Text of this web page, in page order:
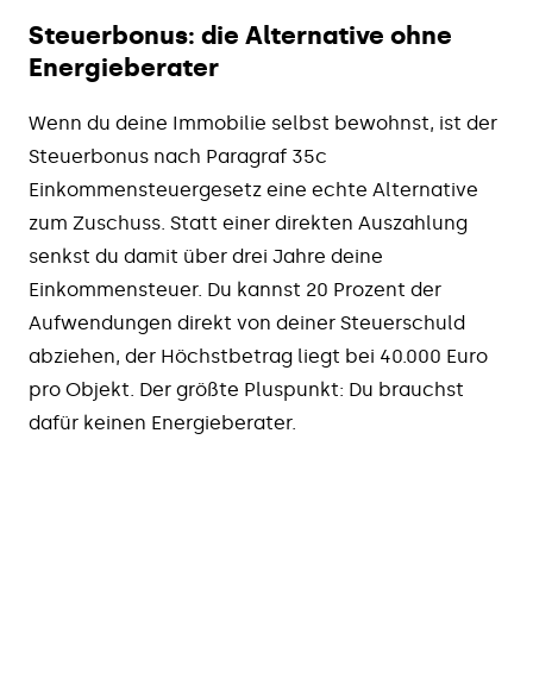
Steuerbonus: die Alternative ohne
Energieberater
Wenn du deine Immobilie selbst bewohnst, ist der
Steuerbonus nach Paragraf 35c
Einkommensteuergesetz eine echte Alternative
zum Zuschuss. Statt einer direkten Auszahlung
senkst du damit über drei Jahre deine
Einkommensteuer. Du kannst 20 Prozent der
Aufwendungen direkt von deiner Steuerschuld
abziehen, der Höchstbetrag liegt bei 40.000 Euro
pro Objekt. Der größte Pluspunkt: Du brauchst
dafür keinen Energieberater.